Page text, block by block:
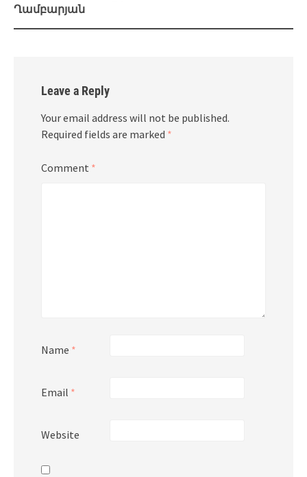
Ղամբարյան
Leave a Reply
Your email address will not be published.
Required fields are marked *
Comment *
Name *
Email *
Website